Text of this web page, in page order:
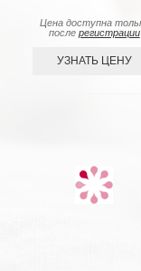
Цена доступна
после регистрации
УЗНАТЬ ЦЕНУ